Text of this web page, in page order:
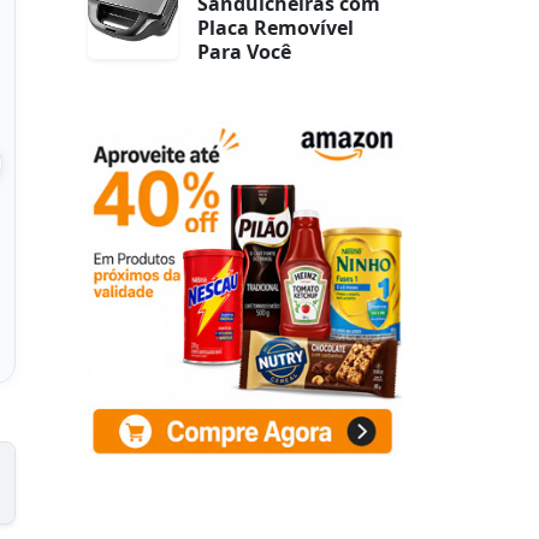
Inflável de Ar
NEW Actuali
na Amazon
Placa Removível
Para Você